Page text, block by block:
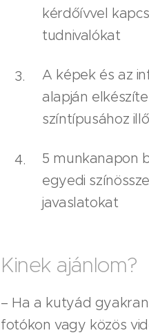
kérdőívvel
tudnivalókat
A képek és az
alapján
színtípusához
5 munkanapon
egyedi
javaslatokat
Kinek ajánlom?
– Ha a kutyád
fotókon vagy közös